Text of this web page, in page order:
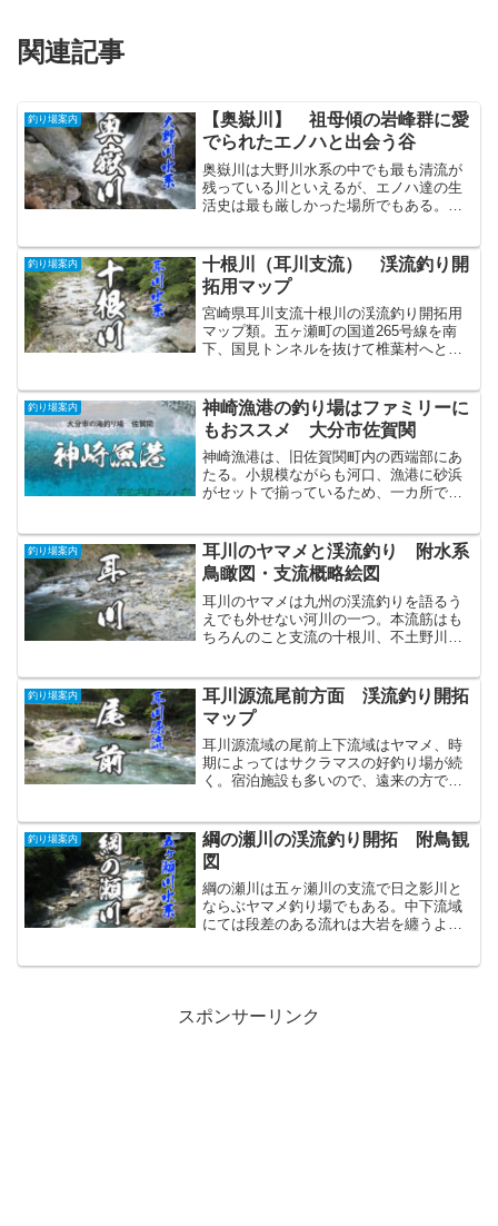
関連記事
釣り場案内
【奥嶽川】 祖母傾の岩峰群に愛
でられたエノハと出会う谷
奥嶽川は大野川水系の中でも最も清流が
残っている川といえるが、エノハ達の生
活史は最も厳しかった場所でもある。上
らしをしておこう。
釣り場案内
十根川（耳川支流） 渓流釣り開
拓用マップ
宮崎県耳川支流十根川の渓流釣り開拓用
マップ類。五ヶ瀬町の国道265号線を南
下、国見トンネルを抜けて椎葉村へと出
断などにご利用ください。
釣り場案内
神崎漁港の釣り場はファミリーに
もおススメ 大分市佐賀関
神崎漁港は、旧佐賀関町内の西端部にあ
たる。小規模ながらも河口、漁港に砂浜
がセットで揃っているため、一カ所で色
ありがたい。
釣り場案内
耳川のヤマメと渓流釣り 附水系
鳥瞰図・支流概略絵図
耳川のヤマメは九州の渓流釣りを語るう
えでも外せない河川の一つ。本流筋はも
ちろんのこと支流の十根川、不土野川、
そうな川が待っている。サイズと数をど
う狙うのかは訪れる釣り師次第とも言え
る川だ。
釣り場案内
耳川源流尾前方面 渓流釣り開拓
マップ
耳川源流域の尾前上下流域はヤマメ、時
期によってはサクラマスの好釣り場が続
く。宿泊施設も多いので、遠来の方でも
釣り場案内
綱の瀬川の渓流釣り開拓 附鳥観
図
綱の瀬川は五ヶ瀬川の支流で日之影川と
ならぶヤマメ釣り場でもある。中下流域
にては段差のある流れは大岩を纏うよう
スポンサーリンク